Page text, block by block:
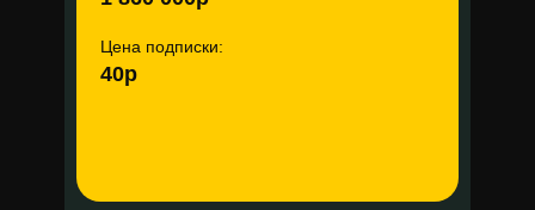
Kanuda - Интернет-
магазин премиальных
подушек из Кореи
40р
Цена подписки:
Политика в отношении обработки персональных данных
ИНДИВИДУАЛЬНЫЙ ПРЕДПРИНИМАТЕЛЬ